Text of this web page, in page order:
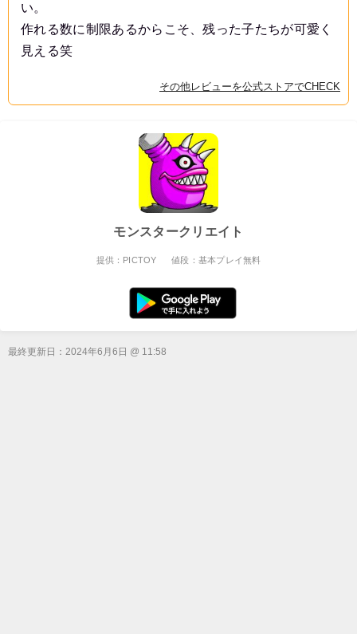
い。
作れる数に制限あるからこそ、残った子たちが可愛く
見える笑
その他レビューを公式ストアでCHECK
モンスタークリエイト
提供：PICTOY 値段：基本プレイ無料
最終更新日： 2024年6月6日 @ 11:58